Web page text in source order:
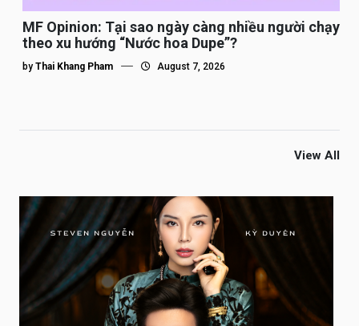
MF Opinion: Tại sao ngày càng nhiều người chạy
theo xu hướng “Nước hoa Dupe”?
by Thai Khang Pham August 7, 2026
View All